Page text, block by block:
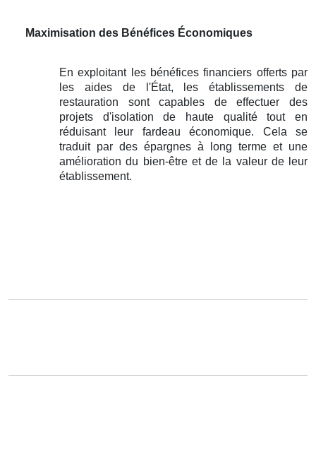
Maximisation des Bénéfices Économiques
En exploitant les bénéfices financiers offerts par
les aides de l'État, les établissements de
restauration sont capables de effectuer des
projets d'isolation de haute qualité tout en
réduisant leur fardeau économique. Cela se
traduit par des épargnes à long terme et une
amélioration du bien-être et de la valeur de leur
établissement.